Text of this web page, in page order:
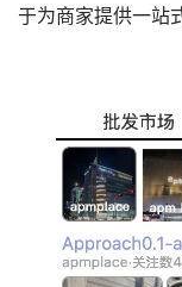
于为商家提供一站